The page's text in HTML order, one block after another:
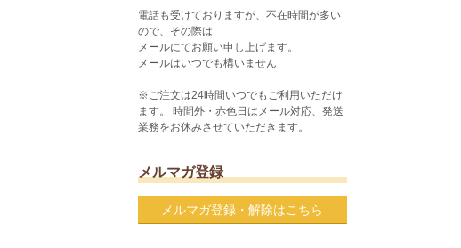
電話も受けておりますが、不在時間が多い
ので、その際は
メールにてお願い申し上げます。
メールはいつでも構いません
※ご注文は24時間いつでもご利用いただけ
ます。 時間外・赤色日はメール対応、発送
業務をお休みさせていただきます。
メルマガ登録
メルマガ登録・解除はこちら